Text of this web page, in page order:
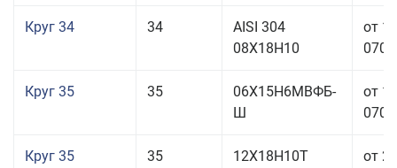
Круг 34 34
AISI 304
08Х18Н10
от
Круг 35 35
06Х15Н6МВФБ-
Ш
от
Круг 35 35 12Х18Н10Т
от